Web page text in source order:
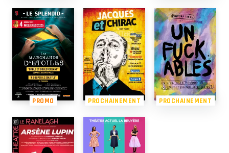
PROMO PROCHAINEMENT PROCHAINEMENT